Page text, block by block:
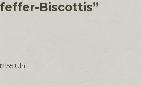
Biscottis”
Uhr